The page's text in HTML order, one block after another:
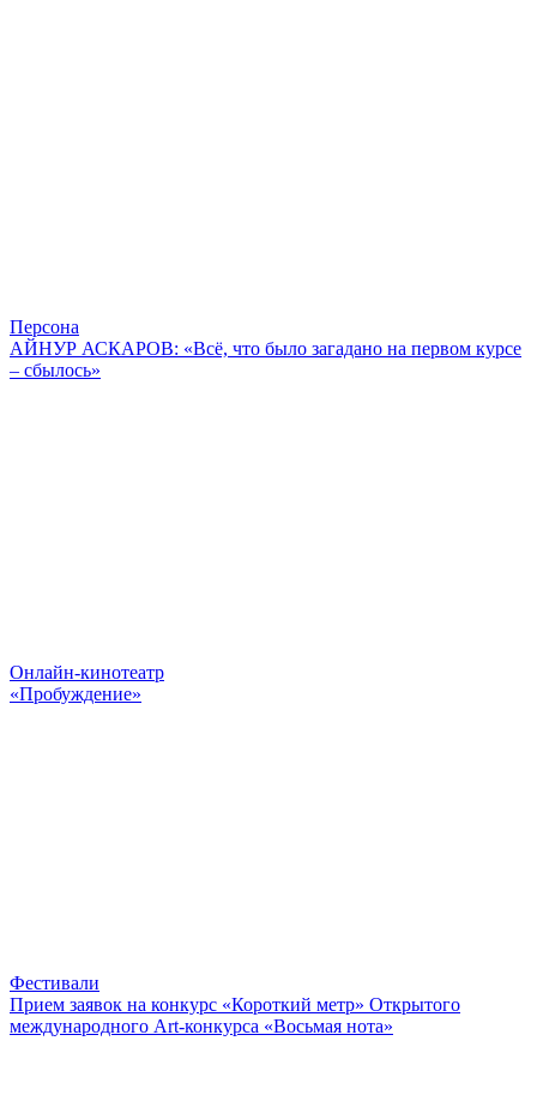
Персона
АЙНУР АСКАРОВ: «Всё, что было загадано на первом курсе
– сбылось»
Онлайн-кинотеатр
«Пробуждение»
Фестивали
Прием заявок на конкурс «Короткий метр» Открытого
международного Art-конкурса «Восьмая нота»